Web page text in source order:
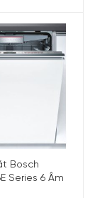
Bosch
Series 6 Âm